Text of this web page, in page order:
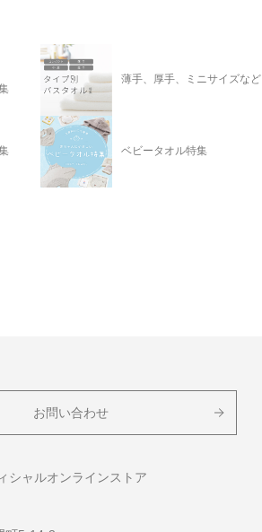
薄手、厚手、ミニサイズなど
ベビータオル特集
お問い合わせ
シャルオンラインストア